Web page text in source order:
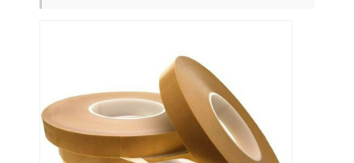
Tabela de isolamento elétrico